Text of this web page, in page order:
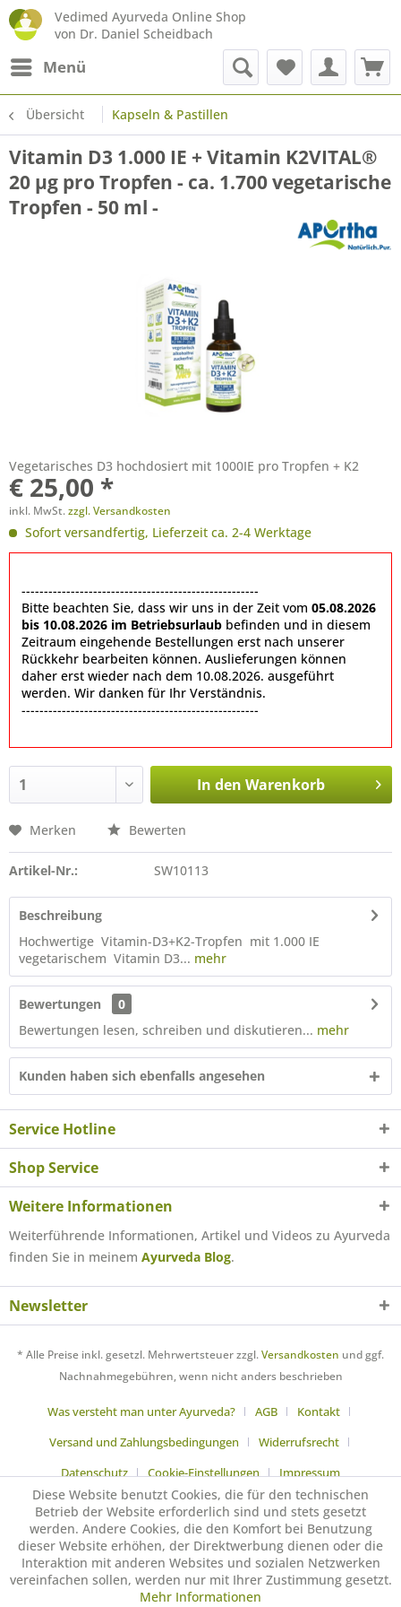
Vedimed Ayurveda Online Shop
von Dr. Daniel Scheidbach
Menü
Übersicht Kapseln & Pastillen
Vitamin D3 1.000 IE + Vitamin K2VITAL®
20 µg pro Tropfen - ca. 1.700 vegetarische
Tropfen - 50 ml -
Vegetarisches D3 hochdosiert mit 1000IE pro Tropfen + K2
€ 25,00 *
inkl. MwSt.zzgl. Versandkosten
Sofort versandfertig, Lieferzeit ca. 2-4 Werktage
-----------------------------------------------------
Bitte beachten Sie, dass wir uns in der Zeit vom 05.08.2026
bis 10.08.2026 im Betriebsurlaub befinden und in diesem
Zeitraum eingehende Bestellungen erst nach unserer
Rückkehr bearbeiten können. Auslieferungen können
daher erst wieder nach dem 10.08.2026. ausgeführt
werden. Wir danken für Ihr Verständnis.
-----------------------------------------------------
In den Warenkorb
Merken Bewerten
Artikel-Nr.: SW10113
Beschreibung
Hochwertige Vitamin-D3+K2-Tropfen mit 1.000 IE
vegetarischem Vitamin D3... mehr
Bewertungen
0
Bewertungen lesen, schreiben und diskutieren... mehr
Kunden haben sich ebenfalls angesehen
Service Hotline
Shop Service
Weitere Informationen
Weiterführende Informationen, Artikel und Videos zu Ayurveda
finden Sie in meinem Ayurveda Blog.
Newsletter
* Alle Preise inkl. gesetzl. Mehrwertsteuer zzgl.Versandkosten und ggf.
Nachnahmegebühren, wenn nicht anders beschrieben
Was versteht man unter Ayurveda? AGB
Kontakt
Versand und Zahlungsbedingungen
Widerrufsrecht
Datenschutz
Cookie-Einstellungen Impressum
Diese Website benutzt Cookies, die für den technischen
Betrieb der Website erforderlich sind und stets gesetzt
werden. Andere Cookies, die den Komfort bei Benutzung
dieser Website erhöhen, der Direktwerbung dienen oder die
Interaktion mit anderen Websites und sozialen Netzwerken
vereinfachen sollen, werden nur mit Ihrer Zustimmung gesetzt.
Mehr Informationen